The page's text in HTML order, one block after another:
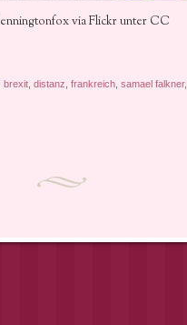
via Flickr unter CC
brexit, distanz, frankreich, samael falkner,